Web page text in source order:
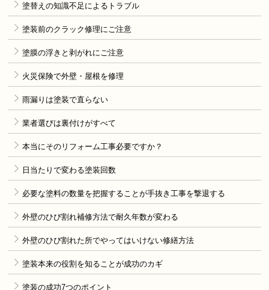
塗替えの知識不足によるトラブル
塗装前のクラック修理にご注意
塗膜の浮きと剥がれにご注意
火災保険で外壁・屋根を修理
雨漏りは塗装で直らない
業者選びは裏付けがすべて
本当にそのリフォーム工事必要ですか？
日当たりで変わる塗装回数
必要な塗料の数量を把握することが手抜き工事を撃退する
外壁のひび割れ補修方法で耐久年数が変わる
外壁のひび割れた所でやってはいけない修繕方法
塗装本来の役割を知ることが成功のカギ
塗装の成功7つのポイント